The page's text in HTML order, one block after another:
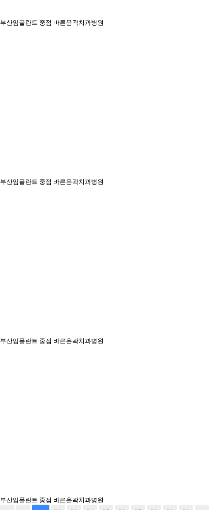
부산임플란트 중점 바른윤곽치과병원
부산임플란트 중점 바른윤곽치과병원
부산임플란트 중점 바른윤곽치과병원
부산임플란트 중점 바른윤곽치과병원